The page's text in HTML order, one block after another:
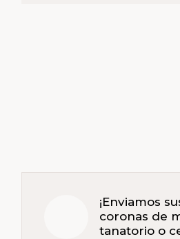
¡Enviamos
coronas de
tanatorio o